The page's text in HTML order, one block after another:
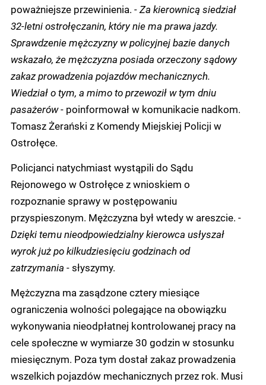
poważniejsze przewinienia. - Za kierownicą siedział
32-letni ostrołęczanin, który nie ma prawa jazdy.
Sprawdzenie mężczyzny w policyjnej bazie danych
wskazało, że mężczyzna posiada orzeczony sądowy
zakaz prowadzenia pojazdów mechanicznych.
Wiedział o tym, a mimo to przewoził w tym dniu
pasażerów- poinformował w komunikacie nadkom.
Tomasz Żerański z Komendy Miejskiej Policji w
Ostrołęce.
Policjanci natychmiast wystąpili do Sądu
Rejonowego w Ostrołęce z wnioskiem o
rozpoznanie sprawy w postępowaniu
przyspieszonym. Mężczyzna był wtedy w areszcie. -
Dzięki temu nieodpowiedzialny kierowca usłyszał
wyrok już po kilkudziesięciu godzinach od
zatrzymania - słyszymy.
Mężczyzna ma zasądzone cztery miesiące
ograniczenia wolności polegające na obowiązku
wykonywania nieodpłatnej kontrolowanej pracy na
cele społeczne w wymiarze 30 godzin w stosunku
miesięcznym. Poza tym dostał zakaz prowadzenia
wszelkich pojazdów mechanicznych przez rok. Musi